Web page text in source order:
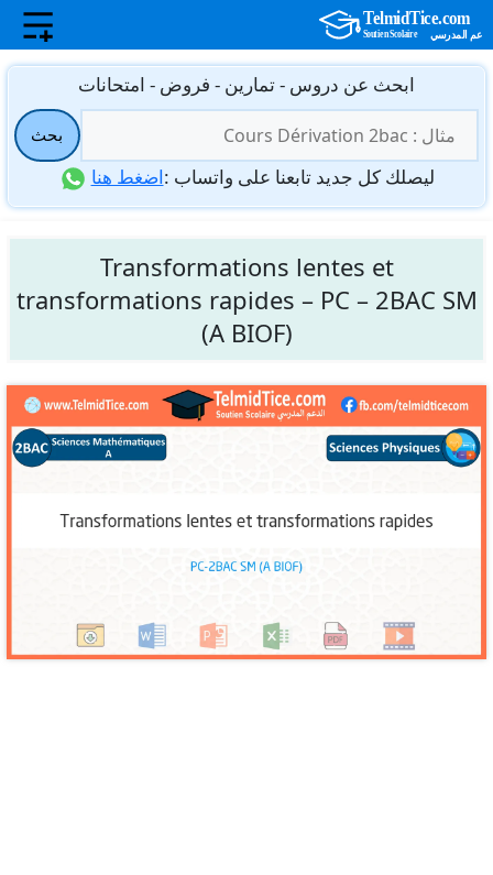
انتقل
المحتوى
ابحث عن دروس - تمارين - فروض - امتحانات
عن:
بحث
ليصلك كل جديد تابعنا على واتساب :اضغط هنا
Transformations lentes et
transformations rapides – PC – 2BAC SM
(A BIOF)